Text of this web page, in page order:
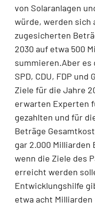
von Solaranlagen
würde, werden
zugesicherten
2030 auf etwa 500
summieren.Aber es
SPD, CDU, FDP
Ziele für die Jahre
erwarten Experten
gezahlten und für
Beträge
gar 2.000 Milliarden
wenn die Ziele des
erreicht werden
Entwicklungshilfe
etwa acht Milliarden